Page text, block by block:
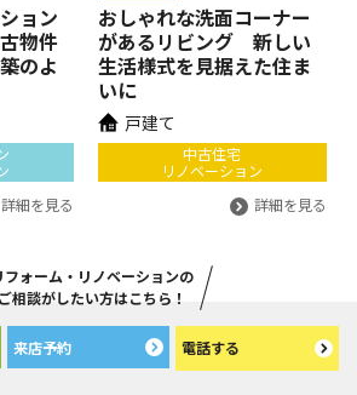
ョン
物件
のよ
詳細を見る
おしゃれな洗面コーナー
があるリビング 新しい
生活様式を見据えた住ま
いに
戸建て
中古住宅
リノベーション
詳細を見る
フォーム・リノベーションの
ご相談がしたい方はこちら！
来店予約 電話する